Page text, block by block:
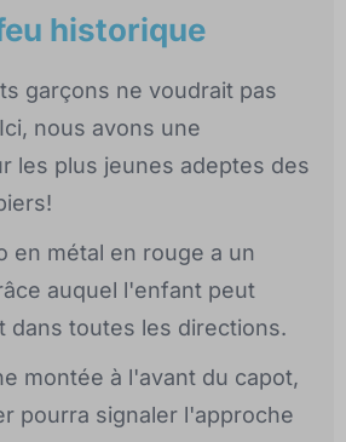
historique
garçons ne voudrait pas
nous avons une
les plus jeunes adeptes des
en métal en rouge a un
auquel l'enfant peut
dans toutes les directions.
montée à l'avant du capot,
pourra signaler l'approche